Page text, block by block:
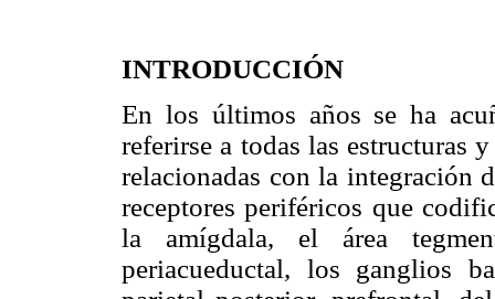
INTRODUCCIÓN
En los últimos años se ha
referirse a todas las estructuras
relacionadas con la integración
receptores periféricos que
la amígdala, el área
periacueductal, los ganglios